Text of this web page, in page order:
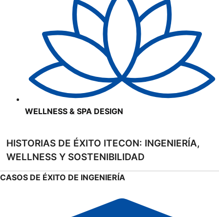
WELLNESS & SPA DESIGN
HISTORIAS DE ÉXITO ITECON: INGENIERÍA,
WELLNESS Y SOSTENIBILIDAD
CASOS DE ÉXITO DE INGENIERÍA